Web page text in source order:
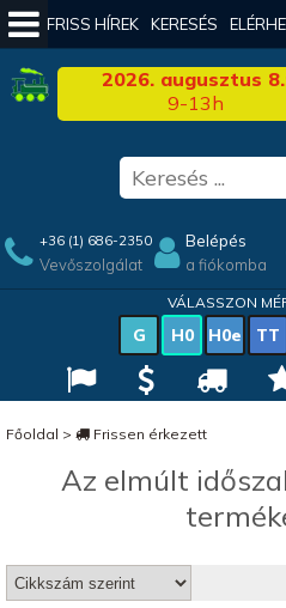
FRISS HÍREK KERESÉS
2026. augusztus
9-13h
+36 (1) 686-2350
Vevőszolgálat
Belépés
a fiókomba
VÁLASSZON
G H0 H0e TT
Főoldal > Frissen érkezett
Az elmúlt